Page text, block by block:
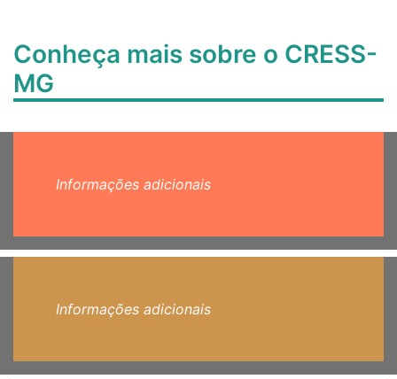
Conheça mais sobre o CRESS-
MG
Informações adicionais
Informações adicionais